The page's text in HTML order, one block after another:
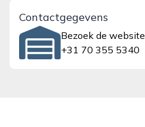
Contactgegevens
Bezoek de website
+31 70 355 5340